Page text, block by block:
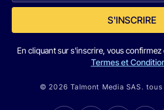
S'INSCRIRE
En cliquant sur s'inscrire, vous
Termes et
© 2026 Talmont Media SAS.